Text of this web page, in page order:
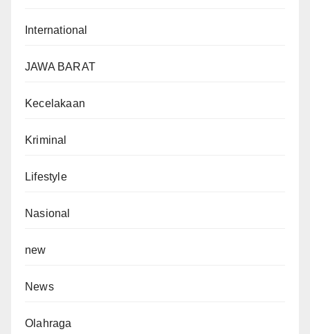
International
JAWA BARAT
Kecelakaan
Kriminal
Lifestyle
Nasional
new
News
Olahraga